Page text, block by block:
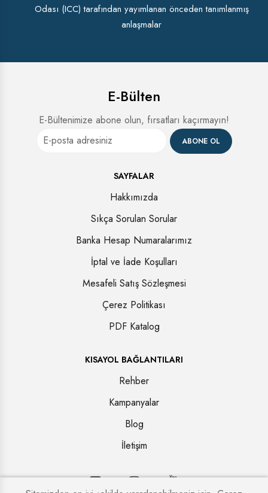
Odası (ICC) tarafından yayımlanan önceden tanımlanmış
anlaşmalar
E-Bülten
E-Bültenimize abone olun, fırsatları kaçırmayın!
ABONE OL
SAYFALAR
Hakkımızda
Sıkça Sorulan Sorular
Banka Hesap Numaralarımız
İptal ve İade Koşulları
Mesafeli Satış Sözleşmesi
Çerez Politikası
PDF Katalog
KISAYOL BAĞLANTILARI
Rehber
Kampanyalar
Blog
İletişim